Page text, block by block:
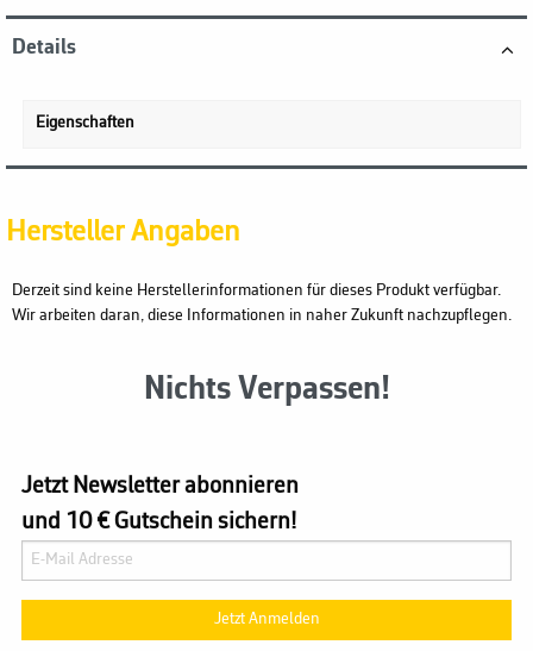
Details
Eigenschaften
Hersteller Angaben
Derzeit sind keine Herstellerinformationen für dieses Produkt verfügbar.
Wir arbeiten daran, diese Informationen in naher Zukunft nachzupflegen.
Nichts Verpassen!
Jetzt Newsletter abonnieren
und 10 € Gutschein sichern!
Jetzt Anmelden